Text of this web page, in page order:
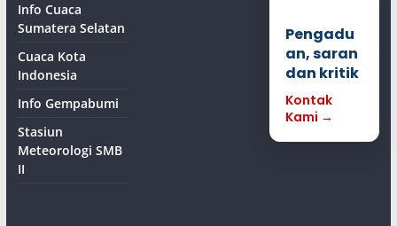
Info Cuaca
Sumatera Selatan
Cuaca Kota
Indonesia
Info Gempabumi
Stasiun
Meteorologi SMB
II
Pengadu
an, saran
dan kritik
Kontak
Kami →